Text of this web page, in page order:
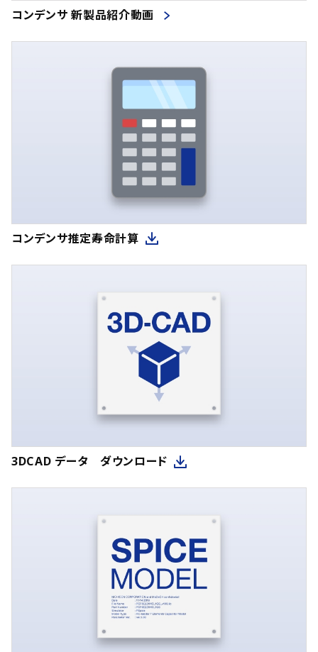
コンデンサ 新製品紹介動画
コンデンサ推定寿命計算
3DCAD データ ダウンロード